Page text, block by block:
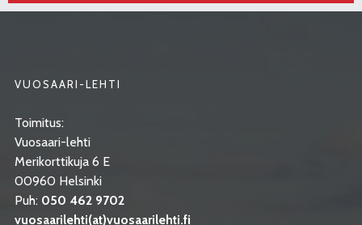
VUOSAARI-LEHTI
Toimitus:
Vuosaari-lehti
Merikorttikuja 6 E
00960 Helsinki
Puh: 050 462 9702
vuosaarilehti(at)vuosaarilehti.fi